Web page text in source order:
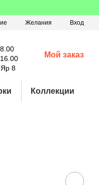
Желания Вход
Яр 8
Мой заказ
Коллекции